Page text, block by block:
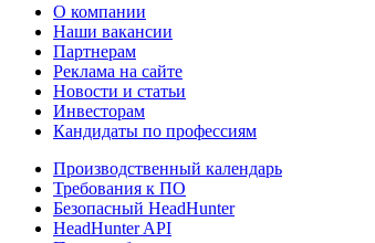
О компании
Наши вакансии
Партнерам
Реклама на сайте
Новости и статьи
Инвесторам
Кандидаты по профессиям
Производственный календарь
Требования к ПО
Безопасный HeadHunter
HeadHunter API